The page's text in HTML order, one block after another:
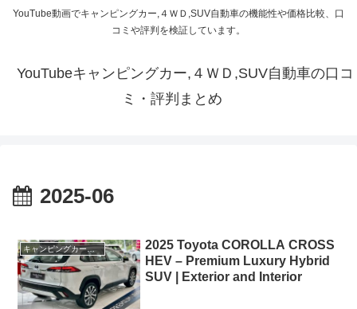
YouTube動画でキャンピングカー,４ＷＤ,SUV自動車の機能性や価格比較、口
コミや評判を検証しています。
YouTubeキャンピングカー,４ＷＤ,SUV自動車の口コ
ミ・評判まとめ
2025-06
キャンピングカー・SUV人気車種
2025 Toyota COROLLA CROSS
HEV – Premium Luxury Hybrid
SUV | Exterior and Interior